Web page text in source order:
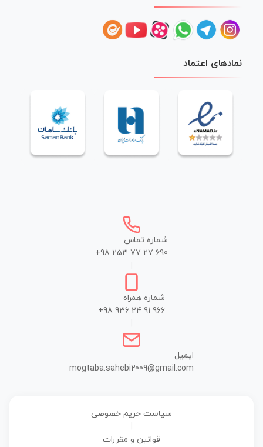
نمادهای اعتماد
شماره تماس
+98 253 77 27 690
شماره همراه
+98 936 24 91 966
ایمیل
mogtaba.sahebi2009@gmail.com
سیاست حریم خصوصی
قوانین و مقررات